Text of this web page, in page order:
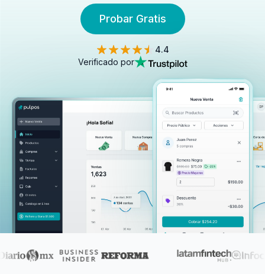
Probar Gratis
4.4
Verificado por